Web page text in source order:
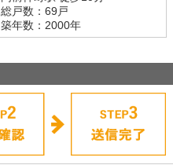
総戸数：69戸
築年数：2000年